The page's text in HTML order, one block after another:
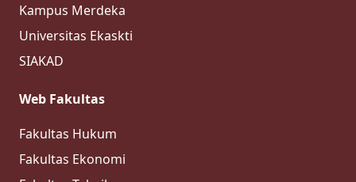
Kampus Merdeka
Universitas Ekaskti
SIAKAD
Web Fakultas
Fakultas Hukum
Fakultas Ekonomi